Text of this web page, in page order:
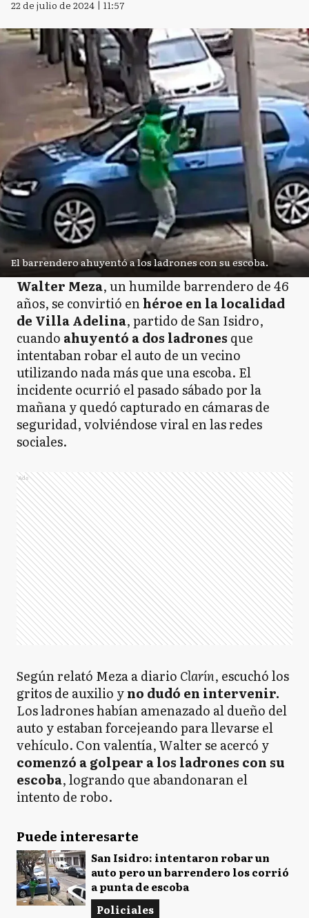
22 de julio de 2024 | 11:57
El barrendero ahuyentó a los ladrones con su escoba.
Walter Meza, un humilde barrendero de 46
años, se convirtió enhéroe en la localidad
de Villa Adelina, partido de San Isidro,
cuando ahuyentó a dos ladrones que
intentaban robar el auto de un vecino
utilizando nada más que una escoba. El
incidente ocurrió el pasado sábado por la
mañana y quedó capturado en cámaras de
seguridad, volviéndose viral en las redes
sociales.
Ads
Según relató Meza a diario Clarín, escuchó los
gritos de auxilio yno dudó en intervenir.
Los ladrones habían amenazado al dueño del
auto y estaban forcejeando para llevarse el
vehículo. Con valentía, Walter se acercó y
comenzó a golpear a los ladrones con su
escoba, logrando que abandonaran el
intento de robo.
Puede interesarte
San Isidro: intentaron robar un
auto pero un barrendero los corrió
a punta de escoba
Policiales